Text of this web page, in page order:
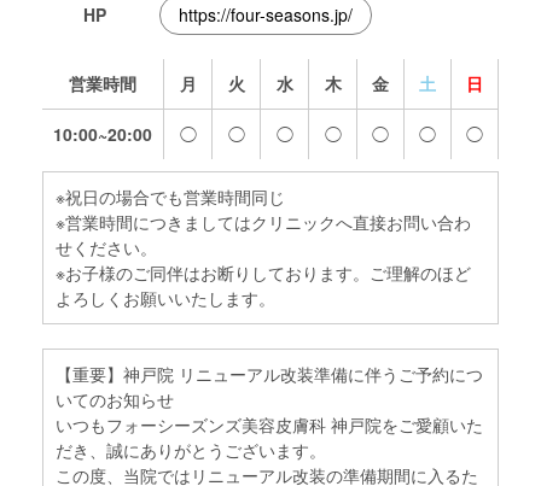
HP https://four-seasons.jp/
営業時間 月 火 水 木 金 土 日
10:00~20:00 ◯ ◯ ◯ ◯ ◯ ◯ ◯
※祝日の場合でも営業時間同じ
※営業時間につきましてはクリニックへ直接お問い合わ
せください。
※お子様のご同伴はお断りしております。ご理解のほど
よろしくお願いいたします。
【重要】神戸院 リニューアル改装準備に伴うご予約につ
いてのお知らせ
いつもフォーシーズンズ美容皮膚科 神戸院をご愛顧いた
だき、誠にありがとうございます。
この度、当院ではリニューアル改装の準備期間に入るた